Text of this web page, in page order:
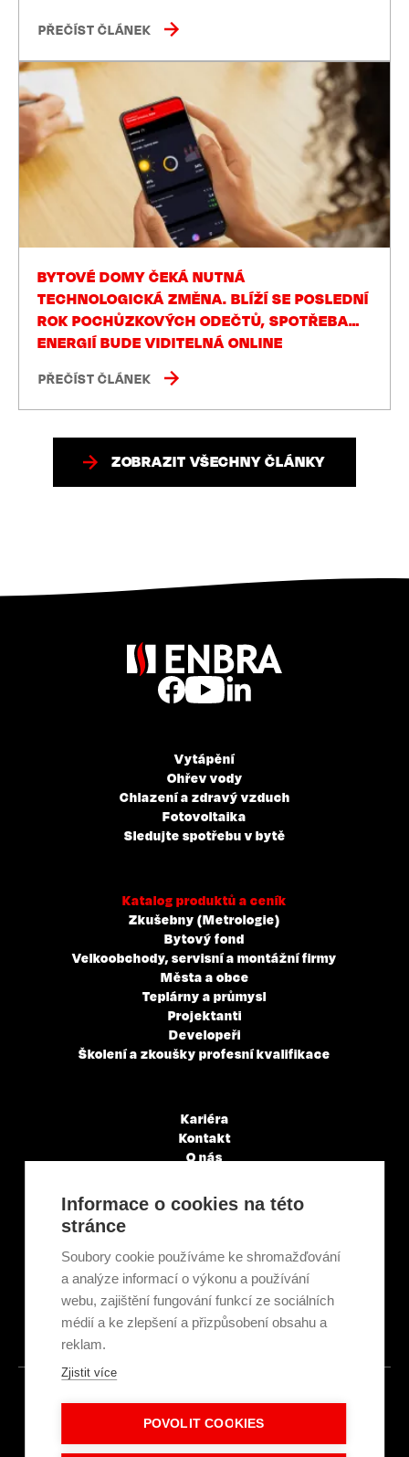
PŘEČÍST ČLÁNEK
BYTOVÉ DOMY ČEKÁ NUTNÁ
TECHNOLOGICKÁ ZMĚNA. BLÍŽÍ SE POSLEDNÍ
ROK POCHŮZKOVÝCH ODEČTŮ, SPOTŘEBA
ENERGIÍ BUDE VIDITELNÁ ONLINE
PŘEČÍST ČLÁNEK
ZOBRAZIT VŠECHNY ČLÁNKY
Vytápění
Ohřev vody
Chlazení a zdravý vzduch
Fotovoltaika
Sledujte spotřebu v bytě
Katalog produktů a ceník
Zkušebny (Metrologie)
Bytový fond
Velkoobchody, servisní a montážní firmy
Města a obce
Teplárny a průmysl
Projektanti
Developeři
Školení a zkoušky profesní kvalifikace
Kariéra
Kontakt
O nás
Články a novinky
GDPR & Cookies
Ekologická recyklace
Projekty EU
Intranet - Přihlášení
Přihlášení
© 2026
Informace o cookies na této
stránce
Soubory cookie používáme ke shromažďování
a analýze informací o výkonu a používání
webu, zajištění fungování funkcí ze sociálních
médií a ke zlepšení a přizpůsobení obsahu a
reklam.
Zjistit více
POVOLIT COOKIES